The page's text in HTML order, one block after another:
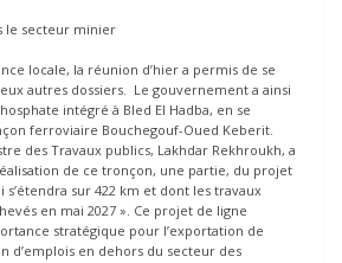
le secteur minier
locale, la réunion d’hier a permis de se
autres dossiers. Le gouvernement a ainsi
intégré à Bled El Hadba, en se
ferroviaire Bouchegouf-Oued Keberit.
des Travaux publics, Lakhdar Rekhroukh, a
de ce tronçon, une partie, du projet
sur 422 km et dont les travaux
en mai 2027 ». Ce projet de ligne
stratégique pour l’exportation de
d’emplois en dehors du secteur des